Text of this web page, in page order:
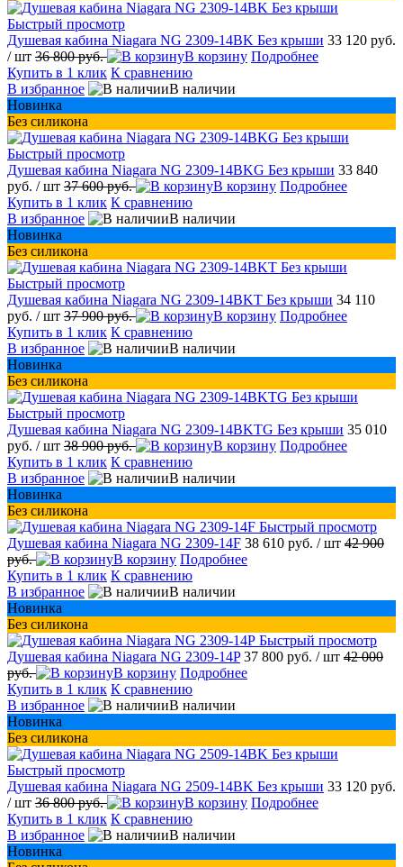
Быстрый просмотр
Душевая кабина Niagara NG 2309-14BK Без крыши 33 120 руб.
/ шт 36 800 руб. В корзину Подробнее
Купить в 1 клик К сравнению
В избранное
В наличии
Новинка
Без силикона
Быстрый просмотр
Душевая кабина Niagara NG 2309-14BKG Без крыши 33 840
руб. / шт 37 600 руб. В корзину Подробнее
Купить в 1 клик К сравнению
В избранное
В наличии
Новинка
Без силикона
Быстрый просмотр
Душевая кабина Niagara NG 2309-14BKT Без крыши 34 110
руб. / шт 37 900 руб. В корзину Подробнее
Купить в 1 клик К сравнению
В избранное
В наличии
Новинка
Без силикона
Быстрый просмотр
Душевая кабина Niagara NG 2309-14BKTG Без крыши 35 010
руб. / шт 38 900 руб. В корзину Подробнее
Купить в 1 клик К сравнению
В избранное
В наличии
Новинка
Без силикона
Быстрый просмотр
Душевая кабина Niagara NG 2309-14F 38 610 руб. / шт 42 900
руб.
В корзину Подробнее
Купить в 1 клик К сравнению
В избранное
В наличии
Новинка
Без силикона
Быстрый просмотр
Душевая кабина Niagara NG 2309-14P 37 800 руб. / шт 42 000
руб.
В корзину Подробнее
Купить в 1 клик К сравнению
В избранное
В наличии
Новинка
Без силикона
Быстрый просмотр
Душевая кабина Niagara NG 2509-14BK Без крыши 33 120 руб.
/ шт 36 800 руб. В корзину Подробнее
Купить в 1 клик К сравнению
В избранное
В наличии
Новинка